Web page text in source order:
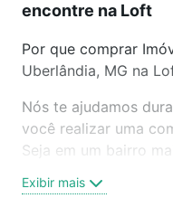
encontre na Loft
Por que comprar
Uberlândia, MG na
Nós te ajudamos
você realizar uma
Seja em um bairro
oferta ideal de
Exibir mais